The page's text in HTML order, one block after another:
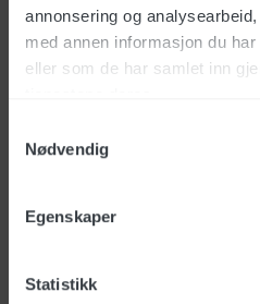
annonsering og
med annen informasjon du
eller som de har samlet inn
Nødvendig
Egenskaper
Statistikk
Art.
SEK